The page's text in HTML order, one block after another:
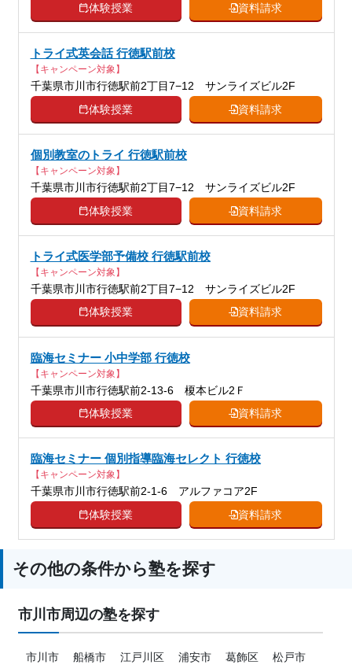
体験授業
資料請求
トライ式英会話 行徳駅前校
【キャンペーン対象】
千葉県市川市行徳駅前2丁目7−12 サンライズビル2F
体験授業
資料請求
個別教室のトライ 行徳駅前校
【キャンペーン対象】
千葉県市川市行徳駅前2丁目7−12 サンライズビル2F
体験授業
資料請求
トライ式医学部予備校 行徳駅前校
【キャンペーン対象】
千葉県市川市行徳駅前2丁目7−12 サンライズビル2F
体験授業
資料請求
臨海セミナー 小中学部 行徳校
【キャンペーン対象】
千葉県市川市行徳駅前2-13-6 榎本ビル2Ｆ
体験授業
資料請求
臨海セミナー 個別指導臨海セレクト 行徳校
【キャンペーン対象】
千葉県市川市行徳駅前2-1-6 アルファコア2F
体験授業
資料請求
その他の条件から塾を探す
市川市周辺の塾を探す
市川市 船橋市 江戸川区 浦安市 葛飾区
松戸市